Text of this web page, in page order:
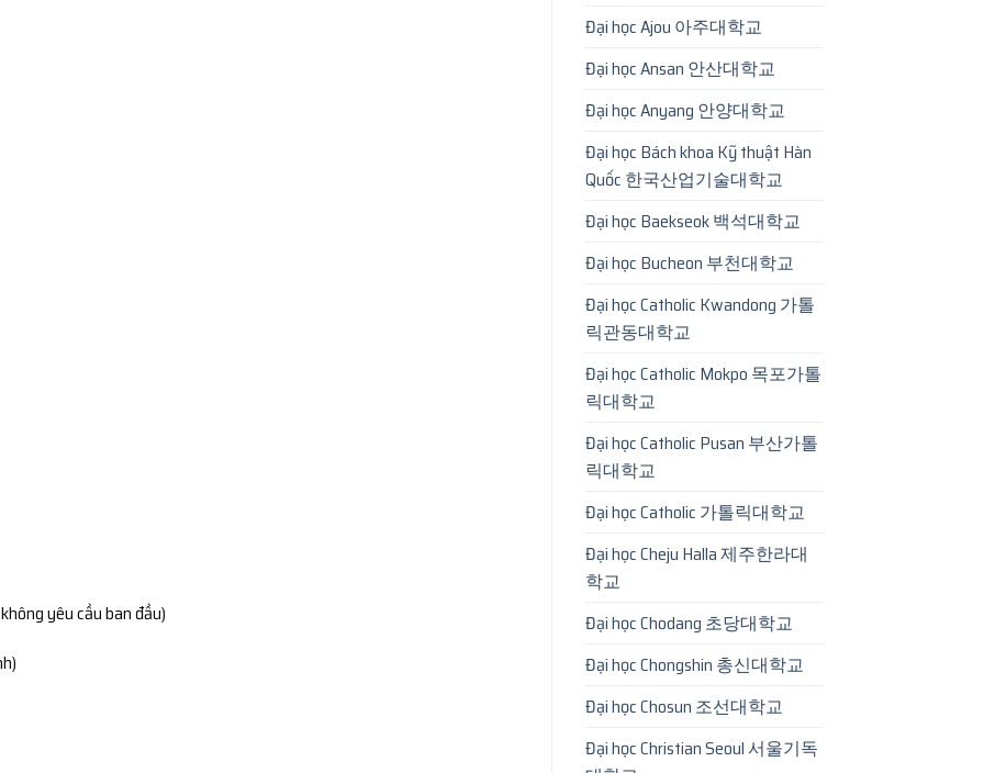
yêu cầu ban đầu)
Đại học Ajou 아주대학교
Đại học Ansan 안산대학교
Đại học Anyang 안양대학교
Đại học Bách khoa Kỹ thuật Hàn
Quốc 한국산업기술대학교
Đại học Baekseok 백석대학교
Đại học Bucheon 부천대학교
Đại học Catholic Kwandong 가톨
릭관동대학교
Đại học Catholic Mokpo 목포가톨
릭대학교
Đại học Catholic Pusan 부산가톨
릭대학교
Đại học Catholic 가톨릭대학교
Đại học Cheju Halla 제주한라대
학교
Đại học Chodang 초당대학교
Đại học Chongshin 총신대학교
Đại học Chosun 조선대학교
Đại học Christian Seoul 서울기독